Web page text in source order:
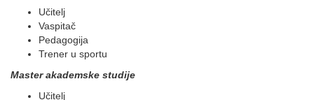
Učitelj
Vaspitač
Pedagogija
Trener u sportu
Master akademske studije
Učitelj